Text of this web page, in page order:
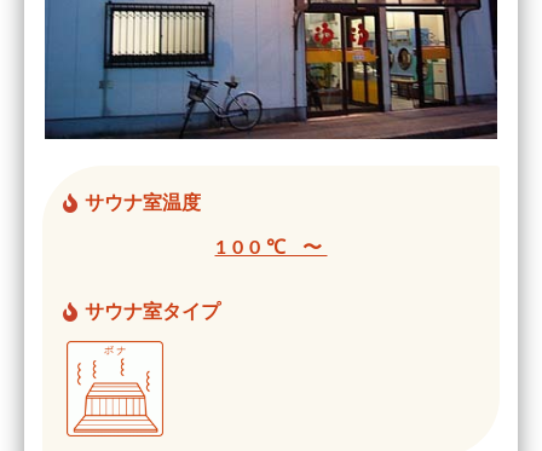
サウナ室温度
100℃ 〜
サウナ室タイプ